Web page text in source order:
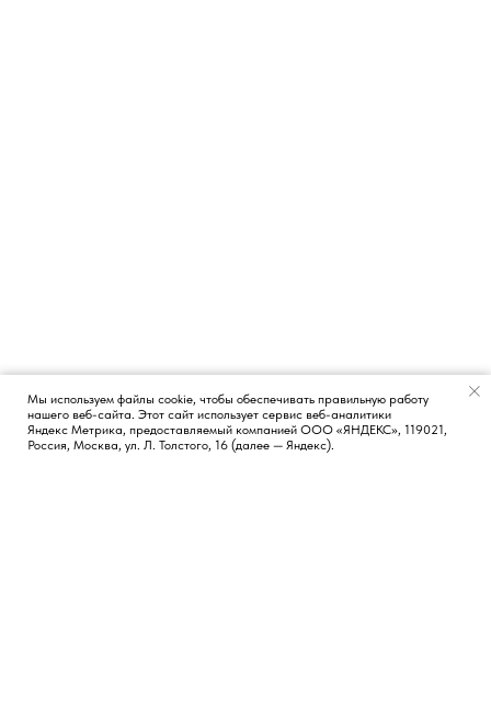
Появился вопрос?
Мы используем файлы cookie, чтобы обеспечивать правильную работу
нашего веб-сайта. Этот сайт использует сервис веб-аналитики
Яндекс Метрика, предоставляемый компанией ООО «ЯНДЕКС», 119021,
Россия, Москва, ул. Л. Толстого, 16 (далее — Яндекс).